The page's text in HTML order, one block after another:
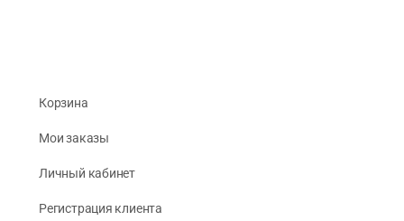
Корзина
Мои заказы
Личный кабинет
Регистрация клиента